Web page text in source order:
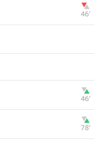
46‎’‎
46‎’‎
78‎’‎